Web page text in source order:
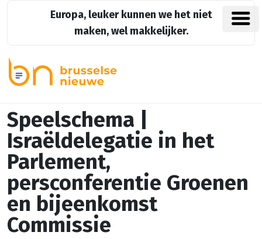
Europa, leuker kunnen we het niet
maken, wel makkelijker.
Speelschema |
Israëldelegatie in het
Parlement,
persconferentie Groenen
en bijeenkomst
Commissie